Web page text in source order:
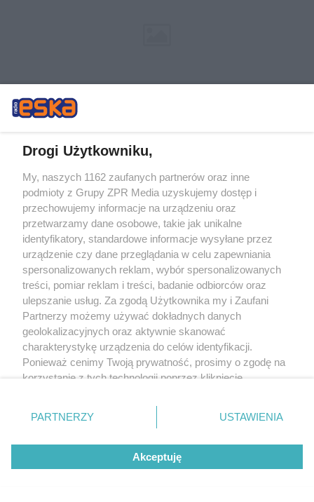
Żaden utwór zamieszczony w serwisie nie może być powielany i
rozpowszechniany lub dalej rozpowszechniany w jakikolwiek sposób (w
tym także elektroniczny lub mechaniczny) na jakimkolwiek polu
eksploatacji w jakiejkolwiek formie, włącznie z umieszczaniem w Internecie
bez pisemnej zgody właściciela praw. Jakiekolwiek użycie lub
wykorzystanie utworów w całości lub w części z naruszeniem prawa, tzn.
bez właściwej zgody, jest zabronione pod groźbą kary i może być ścigane
Nasze serwisy
Drogi Użytkowniku,
My, naszych 1162 zaufanych partnerów oraz inne
podmioty z Grupy ZPR Media uzyskujemy dostęp i
przechowujemy informacje na urządzeniu oraz
przetwarzamy dane osobowe, takie jak unikalne
identyfikatory, standardowe informacje wysyłane przez
urządzenie czy dane przeglądania w celu zapewniania
spersonalizowanych reklam, wybór spersonalizowanych
treści, pomiar reklam i treści, badanie odbiorców oraz
ulepszanie usług. Za zgodą Użytkownika my i Zaufani
Partnerzy możemy używać dokładnych danych
geolokalizacyjnych oraz aktywnie skanować
charakterystykę urządzenia do celów identyfikacji.
Ponieważ cenimy Twoją prywatność, prosimy o zgodę na
korzystanie z tych technologii poprzez kliknięcie
zmienić/wycofać klikając przycisk ustawień prywatności
znajdujący się w lewym dolnym rogu strony
rodzaje przetwarzania danych nie wymagają zgody
użytkownika, ale masz prawo sprzeciwić się takiemu
przetwarzaniu. Preferencje będą miały zastosowanie tylko
PARTNERZY USTAWIENIA
Akceptuję